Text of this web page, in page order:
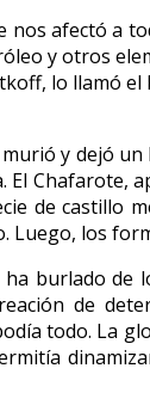
afectó a
y otros
lo llamó
y dejó
El Chafarote,
de castillo
Luego, los
burlado de
de
todo. La